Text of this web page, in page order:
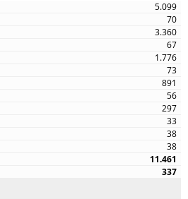
5.099
70
3.360
67
1.776
73
891
56
297
33
38
38
11.461
337